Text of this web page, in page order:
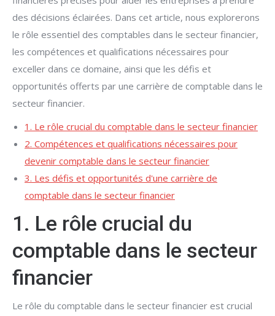
des décisions éclairées. Dans cet article, nous explorerons
le rôle essentiel des comptables dans le secteur financier,
les compétences et qualifications nécessaires pour
exceller dans ce domaine, ainsi que les défis et
opportunités offerts par une carrière de comptable dans le
secteur financier.
1. Le rôle crucial du comptable dans le secteur financier
2. Compétences et qualifications nécessaires pour
devenir comptable dans le secteur financier
3. Les défis et opportunités d'une carrière de
comptable dans le secteur financier
1. Le rôle crucial du
comptable dans le secteur
financier
Le rôle du comptable dans le secteur financier est crucial